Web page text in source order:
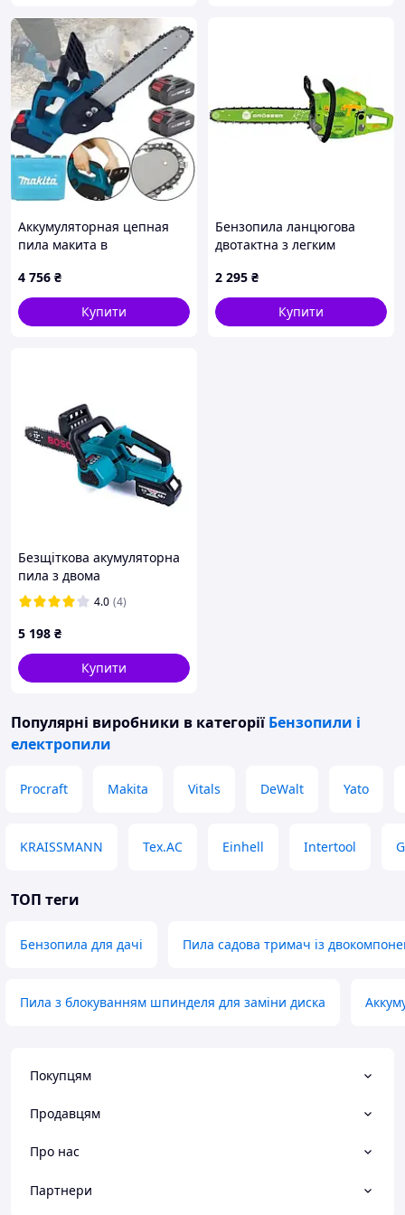
Аккумуляторная цепная
пила макита в
duc122z, Акб пила макита
duc122z JGGW_4756
4 756 ₴
Купити
Бензопила ланцюгова
двотактна з легким
2 295 ₴
Купити
Безщіткова акумуляторна
пила з двома
акумуляторами 48 V 6 Ah і
кейсом Bosch GSR280W для
саду та дому
4.0 (4)
5 198 ₴
Купити
Популярні виробники в категорії Бензопили і
електропили
Procraft Makita Vitals DeWalt Yato
KRAISSMANN Tex.AC Einhell Intertool
ТОП теги
Бензопила для дачі Пила садова тримач із
Пила з блокуванням шпинделя для заміни диска
Покупцям
Продавцям
Про нас
Партнери